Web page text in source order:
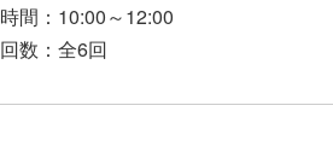
時間：10:00～12:00
回数：全6回